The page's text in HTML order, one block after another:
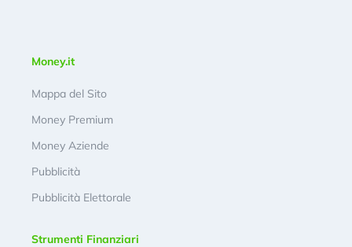
Money.it
Mappa del Sito
Money Premium
Money Aziende
Pubblicità
Pubblicità Elettorale
Strumenti Finanziari